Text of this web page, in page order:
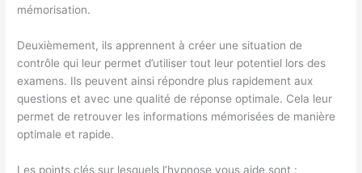
mémorisation.
Deuxièmement, ils apprennent à créer une situation de
contrôle qui leur permet d’utiliser tout leur potentiel lors des
examens. Ils peuvent ainsi répondre plus rapidement aux
questions et avec une qualité de réponse optimale. Cela leur
permet de retrouver les informations mémorisées de manière
optimale et rapide.
Les points clés sur lesquels l’hypnose vous aide sont :